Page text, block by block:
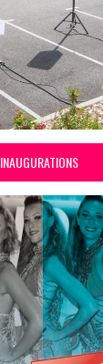
INAUGURATIONS